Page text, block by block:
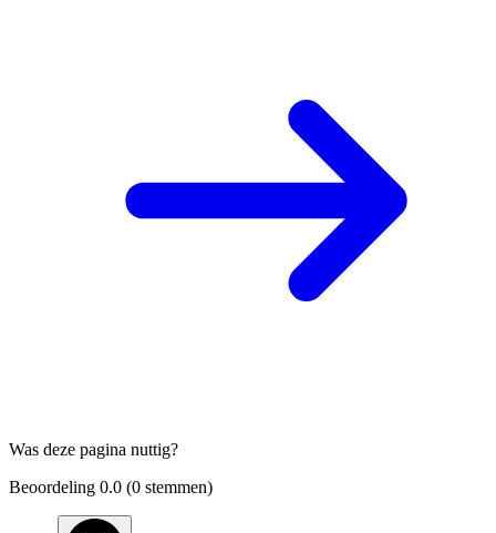
Was deze pagina nuttig?
Beoordeling 0.0 (0 stemmen)